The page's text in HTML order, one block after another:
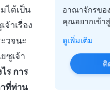
ได้เป็น
าเรื่อง
วจนะ
ซูเจ้า
ร การ
าที่ท่าน
อาณาจักรขอ
คุณอยากเข้า
ดูเพิ่มเติม
ติ